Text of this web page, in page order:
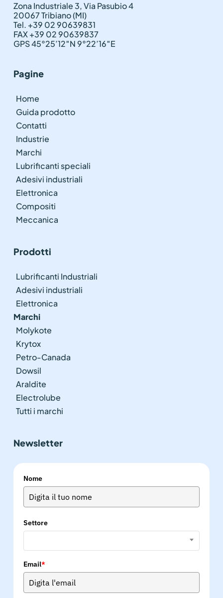
Zona Industriale 3, Via Pasubio 4
20067 Tribiano (MI)
Tel. +39 02 90639831
FAX +39 02 90639837
GPS 45°25’12″N 9°22’16″E
Pagine
Home
Guida prodotto
Contatti
Industrie
Marchi
Lubrificanti speciali
Adesivi industriali
Elettronica
Compositi
Meccanica
Prodotti
Lubrificanti Industriali
Adesivi industriali
Elettronica
Marchi
Molykote
Krytox
Petro-Canada
Dowsil
Araldite
Electrolube
Tutti i marchi
Newsletter
Nome
Settore
Email*